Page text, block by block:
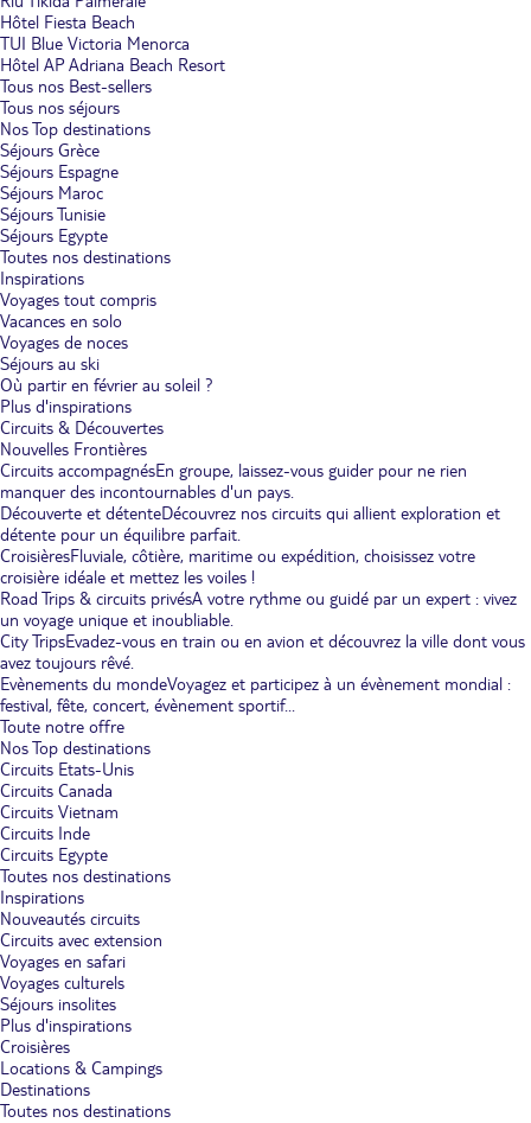
Hôtel Fiesta Beach
TUI Blue Victoria Menorca
Hôtel AP Adriana Beach Resort
Tous nos Best-sellers
Tous nos séjours
Nos Top destinations
Séjours Grèce
Séjours Espagne
Séjours Maroc
Séjours Tunisie
Séjours Egypte
Toutes nos destinations
Inspirations
Voyages tout compris
Vacances en solo
Voyages de noces
Séjours au ski
Où partir en février au soleil ?
Plus d'inspirations
Circuits & Découvertes
Nouvelles Frontières
Circuits accompagnésEn groupe, laissez-vous guider pour ne rien
manquer des incontournables d'un pays.
Découverte et détenteDécouvrez nos circuits qui allient exploration et
détente pour un équilibre parfait.
CroisièresFluviale, côtière, maritime ou expédition, choisissez votre
croisière idéale et mettez les voiles !
Road Trips & circuits privésA votre rythme ou guidé par un expert : vivez
un voyage unique et inoubliable.
City TripsEvadez-vous en train ou en avion et découvrez la ville dont vous
avez toujours rêvé.
Evènements du mondeVoyagez et participez à un évènement mondial :
festival, fête, concert, évènement sportif...
Toute notre offre
Nos Top destinations
Circuits Etats-Unis
Circuits Canada
Circuits Vietnam
Circuits Inde
Circuits Egypte
Toutes nos destinations
Inspirations
Nouveautés circuits
Circuits avec extension
Voyages en safari
Voyages culturels
Séjours insolites
Plus d'inspirations
Croisières
Locations & Campings
Destinations
Toutes nos destinations